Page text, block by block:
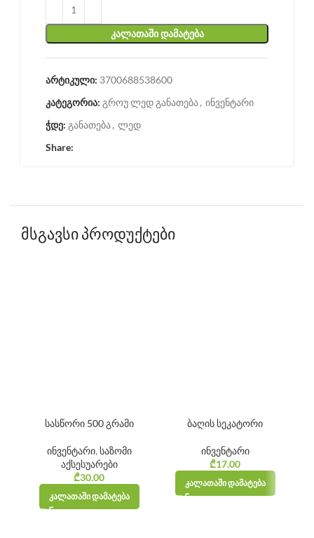
ᲙᲐᲚᲐᲗᲐᲨᲘ ᲓᲐᲛᲐᲢᲔᲑᲐ
არტიკული: 3700688538600
კატეგორია: გროუ ლედ განათება, ინვენტარი
ჭდე: განათება, ლედ
Share:
მსგავსი პროდუქტები
სასწორი 500 გრამი
ინვენტარი, საზომი
აქსესუარები
₾30.00
ᲙᲐᲚᲐᲗᲐᲨᲘ ᲓᲐᲛᲐᲢᲔᲑᲐ
ბაღის სეკატორი
ინვენტარი
₾17.00
ᲙᲐᲚᲐᲗᲐᲨᲘ ᲓᲐᲛᲐᲢᲔᲑᲐ